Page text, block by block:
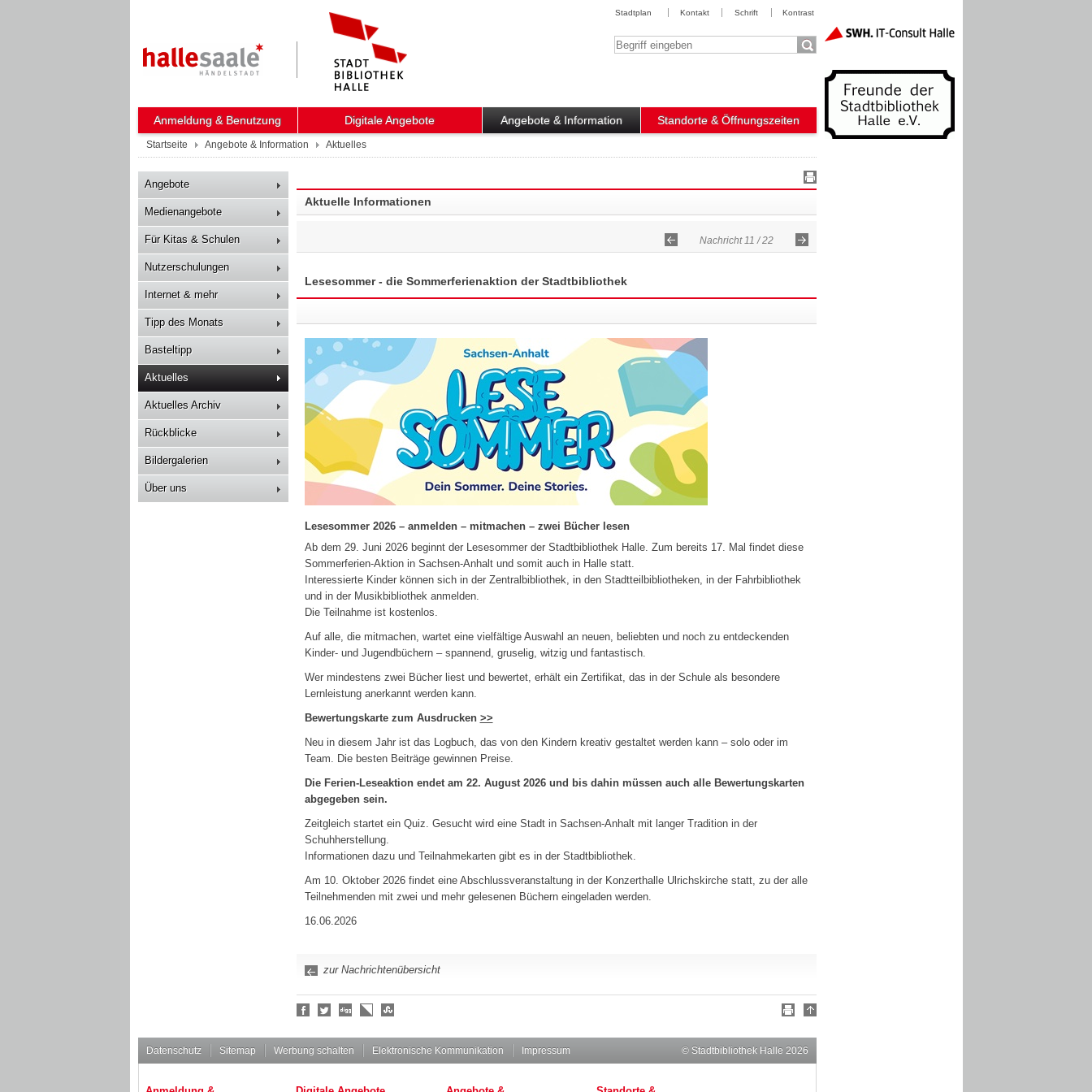
Stadtplan Kontakt Schrift Kontrast
Suchbegriff
Anmeldung & Benutzung Digitale Angebote Angebote & Information Standorte & Öffnungszeiten
Startseite Angebote & Information Aktuelles
Angebote
Medienangebote
Für Kitas & Schulen
Nutzerschulungen
Internet & mehr
Tipp des Monats
Basteltipp
Aktuelles
Aktuelles Archiv
Rückblicke
Bildergalerien
Über uns
Aktuelle Informationen
Nachricht 11 / 22
Lesesommer - die Sommerferienaktion der Stadtbibliothek
Lesesommer 2026 – anmelden – mitmachen – zwei Bücher lesen
Ab dem 29. Juni 2026 beginnt der Lesesommer der Stadtbibliothek Halle. Zum bereits 17. Mal findet diese
Sommerferien-Aktion in Sachsen-Anhalt und somit auch in Halle statt.
Interessierte Kinder können sich in der Zentralbibliothek, in den Stadtteilbibliotheken, in der Fahrbibliothek
und in der Musikbibliothek anmelden.
Die Teilnahme ist kostenlos.
Auf alle, die mitmachen, wartet eine vielfältige Auswahl an neuen, beliebten und noch zu entdeckenden
Kinder- und Jugendbüchern – spannend, gruselig, witzig und fantastisch.
Wer mindestens zwei Bücher liest und bewertet, erhält ein Zertifikat, das in der Schule als besondere
Lernleistung anerkannt werden kann.
Bewertungskarte zum Ausdrucken >>
Neu in diesem Jahr ist das Logbuch, das von den Kindern kreativ gestaltet werden kann – solo oder im
Team. Die besten Beiträge gewinnen Preise.
Die Ferien-Leseaktion endet am 22. August 2026 und bis dahin müssen auch alle Bewertungskarten
abgegeben sein.
Zeitgleich startet ein Quiz. Gesucht wird eine Stadt in Sachsen-Anhalt mit langer Tradition in der
Schuhherstellung.
Informationen dazu und Teilnahmekarten gibt es in der Stadtbibliothek.
Am 10. Oktober 2026 findet eine Abschlussveranstaltung in der Konzerthalle Ulrichskirche statt, zu der alle
Teilnehmenden mit zwei und mehr gelesenen Büchern eingeladen werden.
16.06.2026
zur Nachrichtenübersicht
Social
Datenschutz Sitemap Werbung schalten Elektronische Kommunikation Impressum © Stadtbibliothek Halle 2026